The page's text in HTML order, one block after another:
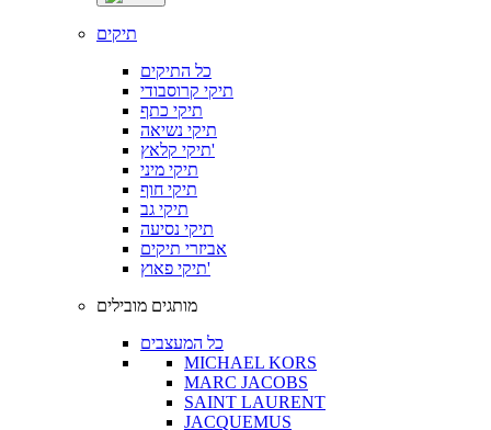
תיקים
כל התיקים
תיקי קרוסבודי
תיקי כתף
תיקי נשיאה
תיקי קלאץ'
תיקי מיני
תיקי חוף
תיקי גב
תיקי נסיעה
אביזרי תיקים
תיקי פאוץ'
מותגים מובילים
כל המעצבים
MICHAEL KORS
MARC JACOBS
SAINT LAURENT
JACQUEMUS